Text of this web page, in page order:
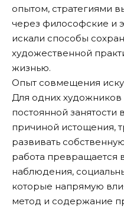
опытом, стратегиями
через философские и
искали способы
художественной
жизнью.
Опыт совмещения
Для одних
постоянной занятости
причиной истощения,
развивать
работа превращается
наблюдения,
которые напрямую
метод и содержание